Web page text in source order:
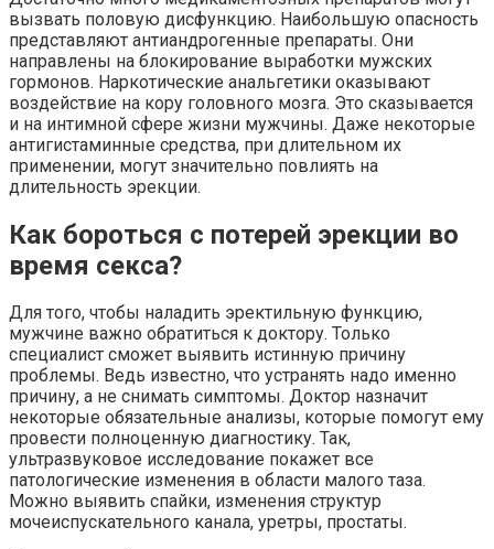
вызвать половую дисфункцию. Наибольшую опасность
представляют антиандрогенные препараты. Они
направлены на блокирование выработки мужских
гормонов. Наркотические анальгетики оказывают
воздействие на кору головного мозга. Это сказывается
и на интимной сфере жизни мужчины. Даже некоторые
антигистаминные средства, при длительном их
применении, могут значительно повлиять на
длительность эрекции.
Как бороться с потерей эрекции во
время секса?
Для того, чтобы наладить эректильную функцию,
мужчине важно обратиться к доктору. Только
специалист сможет выявить истинную причину
проблемы. Ведь известно, что устранять надо именно
причину, а не снимать симптомы. Доктор назначит
некоторые обязательные анализы, которые помогут ему
провести полноценную диагностику. Так,
ультразвуковое исследование покажет все
патологические изменения в области малого таза.
Можно выявить спайки, изменения структур
мочеиспускательного канала, уретры, простаты.